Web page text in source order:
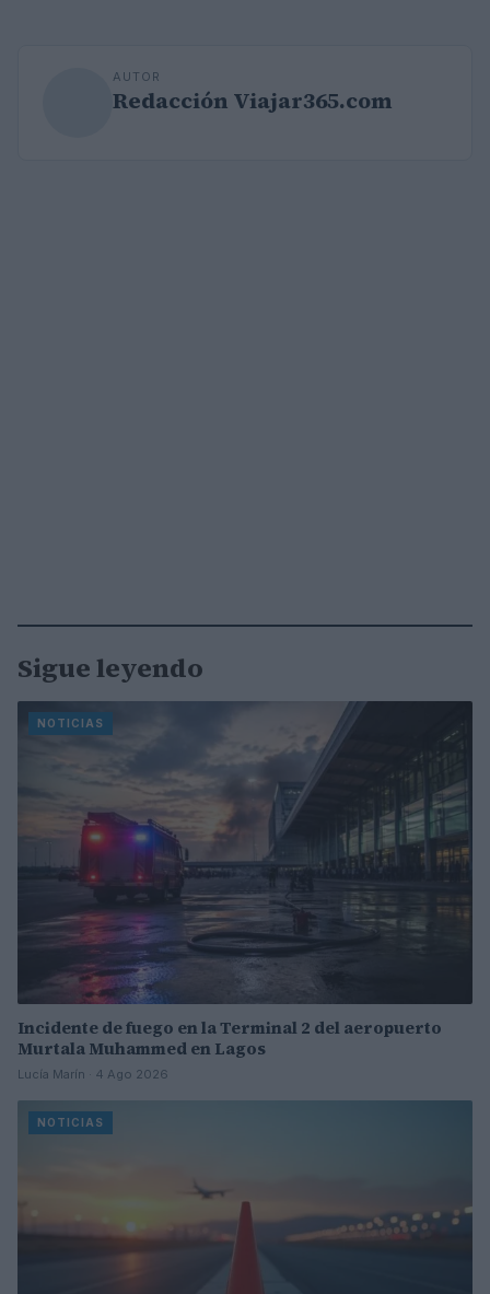
AUTOR
Redacción Viajar365.com
Sigue leyendo
NOTICIAS
Incidente de fuego en la Terminal 2 del aeropuerto
Murtala Muhammed en Lagos
Lucía Marín · 4 Ago 2026
NOTICIAS